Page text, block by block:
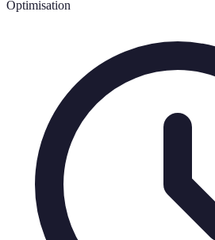
Optimisation